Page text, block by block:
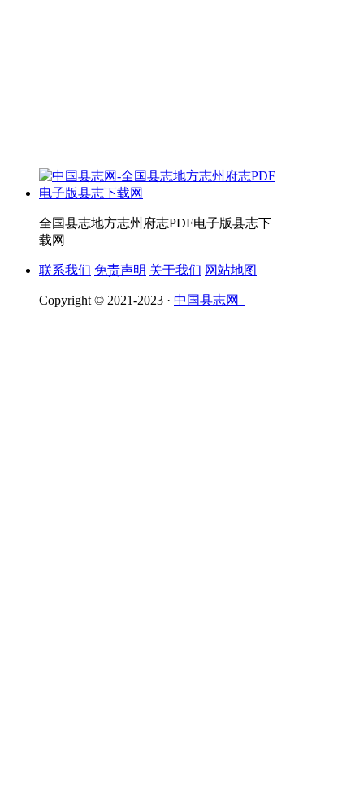
全国县志地方志州府志PDF电子版县志下
载网
联系我们 免责声明 关于我们 网站地图
Copyright © 2021-2023 · 中国县志网